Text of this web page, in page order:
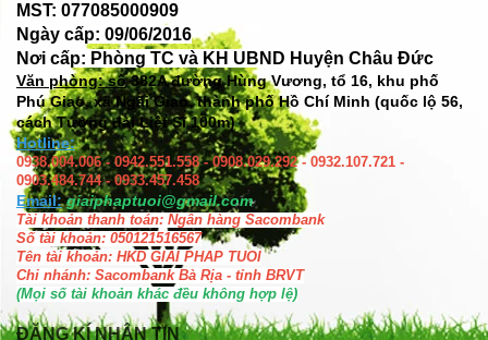
MST: 077085000909
Ngày cấp: 09/06/2016
Nơi cấp: Phòng TC và KH UBND Huyện Châu Đức
Văn phòng: số382A đường Hùng Vương, tổ 16, khu phố
Phú Giao, xã Ngãi Giao, thành phố Hồ Chí Minh (quốc lộ 56,
cách Tượng đài Liệt Sĩ 100m)
Hotline:
0938.004.006 - 0942.551.558 - 0908.029.292 - 0932.107.721 -
0903.484.744 - 0933.457.458
Email: giaiphaptuoi@gmail.com
Tài khoản thanh toán: Ngân hàng Sacombank
Số tài khoản: 050121516567
Tên tài khoản: HKD GIAI PHAP TUOI
Chi nhánh: Sacombank Bà Rịa - tỉnh BRVT
(Mọi số tài khoản khác đều không hợp lệ)
ĐĂNG KÍ NHẬN TIN